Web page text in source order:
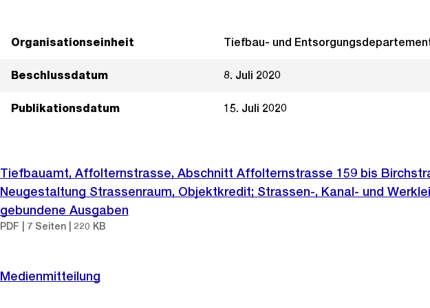
Organisationseinheit Tiefbau- und
Beschlussdatum 8. Juli 2020
Publikationsdatum 15. Juli 2020
Tiefbauamt, Affolternstrasse, Abschnitt Affolternstrasse 159 bis
Neugestaltung Strassenraum, Objektkredit; Strassen-, Kanal- und
gebundene Ausgaben
PDF | 7 Seiten | 220 KB
Medienmitteilung